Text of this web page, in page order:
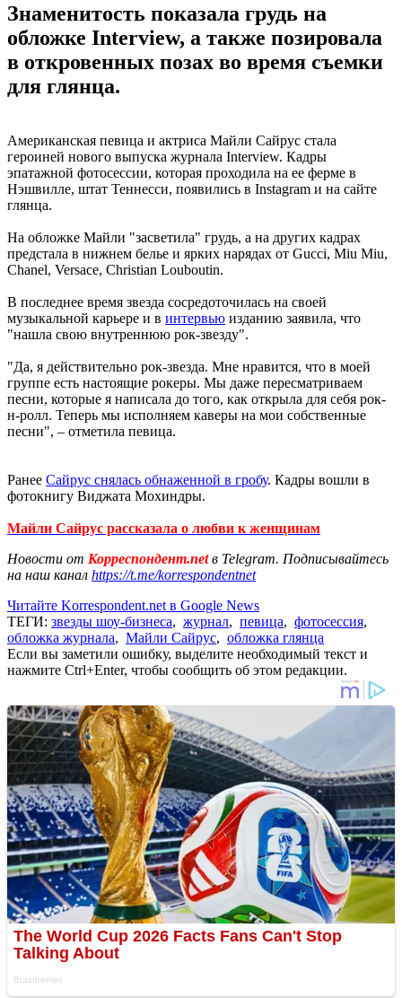
Знаменитость показала грудь на
обложке Interview, а также позировала
в откровенных позах во время съемки
для глянца.
Американская певица и актриса Майли Сайрус стала
героиней нового выпуска журнала Interview. Кадры
эпатажной фотосессии, которая проходила на ее ферме в
Нэшвилле, штат Теннесси, появились в Instagram и на сайте
глянца.
На обложке Майли "засветила" грудь, а на других кадрах
предстала в нижнем белье и ярких нарядах от Gucci, Miu Miu,
Chanel, Versace, Christian Louboutin.
В последнее время звезда сосредоточилась на своей
музыкальной карьере и в интервью изданию заявила, что
"нашла свою внутреннюю рок-звезду".
"Да, я действительно рок-звезда. Мне нравится, что в моей
группе есть настоящие рокеры. Мы даже пересматриваем
песни, которые я написала до того, как открыла для себя рок-
н-ролл. Теперь мы исполняем каверы на мои собственные
песни", – отметила певица.
Ранее Сайрус снялась обнаженной в гробу. Кадры вошли в
фотокнигу Виджата Мохиндры.
Майли Сайрус рассказала о любви к женщинам
Новости от Корреспондент.netв Telegram. Подписывайтесь
на наш канал https://t.me/korrespondentnet
Читайте Korrespondent.net в Google News
ТЕГИ: звезды шоу-бизнеса, журнал, певица, фотосессия,
обложка журнала, Майли Сайрус, обложка глянца
Если вы заметили ошибку, выделите необходимый текст и
нажмите Ctrl+Enter, чтобы сообщить об этом редакции.